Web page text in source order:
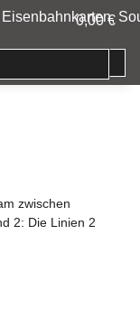
0,00 €